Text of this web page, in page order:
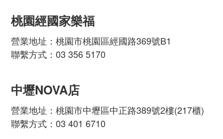
桃園經國家樂福
營業地址：桃園市桃園區經國路369號B1
聯繫方式：03 356 5170
中壢NOVA店
營業地址：桃園市中壢區中正路389號2樓(217櫃)
聯繫方式：03 401 6710